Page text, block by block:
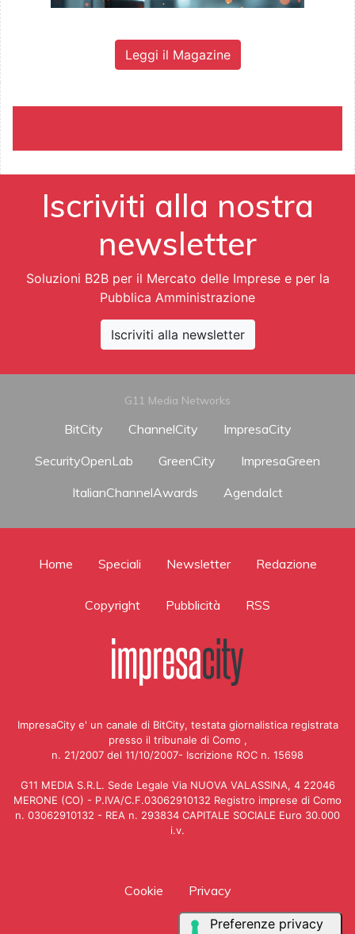
Leggi il Magazine
Iscriviti alla nostra
newsletter
Soluzioni B2B per il Mercato delle Imprese e per la
Pubblica Amministrazione
Iscriviti alla newsletter
G11 Media Networks
BitCity ChannelCity
ImpresaCity
SecurityOpenLab
GreenCity
ImpresaGreen
ItalianChannelAwards
AgendaIct
Home Speciali Newsletter Redazione
Copyright Pubblicità RSS
ImpresaCity e' un canale di BitCity, testata giornalistica registrata
presso il tribunale di Como ,
n. 21/2007 del 11/10/2007- Iscrizione ROC n. 15698
G11 MEDIA S.R.L. Sede Legale Via NUOVA VALASSINA, 4 22046
MERONE (CO) - P.IVA/C.F.03062910132 Registro imprese di Como
n. 03062910132 - REA n. 293834 CAPITALE SOCIALE Euro 30.000
i.v.
Cookie Privacy